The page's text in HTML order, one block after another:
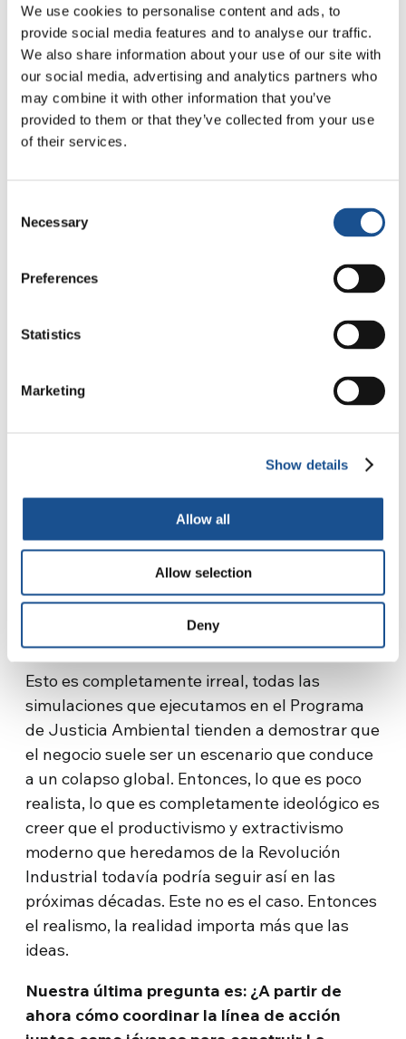
We use cookies to personalise content and ads, to
provide social media features and to analyse our traffic.
We also share information about your use of our site with
our social media, advertising and analytics partners who
may combine it with other information that you’ve
provided to them or that they’ve collected from your use
of their services.
Selection
Necessary
Preferences
Statistics
Marketing
Show details
Allow all
Allow selection
Deny
hoy en día debido al gran desafío planteado
por la crisis climática.
Porque lo que ve, desde mi experiencia, es que
un número de miembros de la élite, la élite
social y económica, simplemente están
dejando de solidarizarse con el resto de la
todo lo demás y tendrían un acceso
privilegiado a la energía y la materia, mientras
que los pobres estarían pasando hambre. Por
tanto, esta no es una manera de decir que la
nos recuerdan que o pensamos juntos o no
mismo barco. La unidad importa.
Permíteme dar un ejemplo. Todavía hay un
número de personas en este planeta,
economistas, que creen que es posible tener
un crecimiento verde, y sacar ganancias, como
abordar los problemas del cambio climático, y
Esto es completamente irreal, todas las
simulaciones que ejecutamos en el Programa
de Justicia Ambiental tienden a demostrar que
el negocio suele ser un escenario que conduce
a un colapso global. Entonces, lo que es poco
realista, lo que es completamente ideológico es
creer que el productivismo y extractivismo
moderno que heredamos de la Revolución
Industrial todavía podría seguir así en las
próximas décadas. Este no es el caso. Entonces
el realismo, la realidad importa más que las
ideas.
Nuestra última pregunta es: ¿A partir de
ahora cómo coordinar la línea de acción